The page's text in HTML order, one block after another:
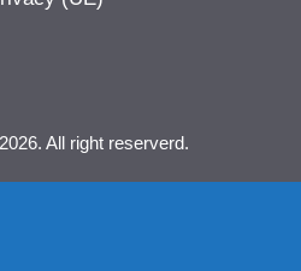
All right reserverd.